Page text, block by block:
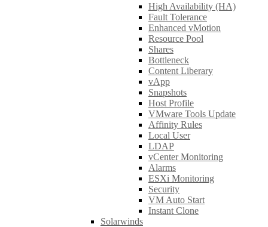
High Availability (HA)
Fault Tolerance
Enhanced vMotion
Resource Pool
Shares
Bottleneck
Content Liberary
vApp
Snapshots
Host Profile
VMware Tools Update
Affinity Rules
Local User
LDAP
vCenter Monitoring
Alarms
ESXi Monitoring
Security
VM Auto Start
Instant Clone
Solarwinds